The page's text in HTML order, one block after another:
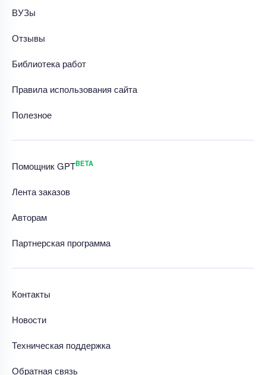
ВУЗы
Отзывы
Библиотека работ
Правила использования сайта
Полезное
Помощник GPTBETA
Лента заказов
Авторам
Партнерская программа
Контакты
Новости
Техническая поддержка
Обратная связь